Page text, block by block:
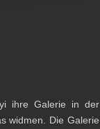
ihre Galerie in der
widmen. Die Galerie